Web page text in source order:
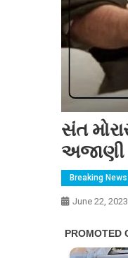
સંત
અજાણી
Breaking News
June 22, 2023